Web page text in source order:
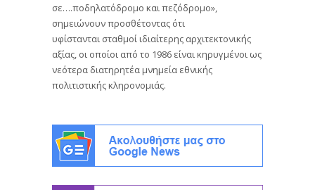
σε….ποδηλατόδρομο και πεζόδρομο»,
σημειώνουν προσθέτοντας ότι
υφίστανται σταθμοί ιδιαίτερης αρχιτεκτονικής
αξίας, οι οποίοι από το 1986 είναι κηρυγμένοι ως
νεότερα διατηρητέα μνημεία εθνικής
πολιτιστικής κληρονομιάς.